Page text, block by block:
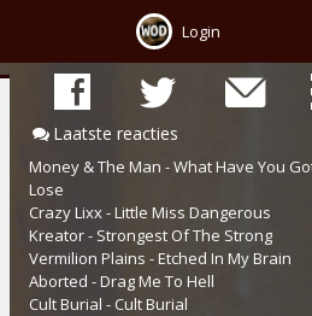
Login
Laatste reacties
Money & The Man - What Have You
Lose
Crazy Lixx - Little Miss Dangerous
Kreator - Strongest Of The Strong
Vermilion Plains - Etched In My Brain
Aborted - Drag Me To Hell
Cult Burial - Cult Burial